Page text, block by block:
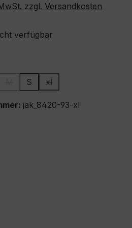
zzgl. Versandkosten
verfügbar
ist zurzeit nicht verfügbar.)
Option ist zurzeit nicht verfügbar.)
(Diese Option ist zurzeit nicht
S xl
(Diese Option ist zurzeit
jak_8420-93-xl